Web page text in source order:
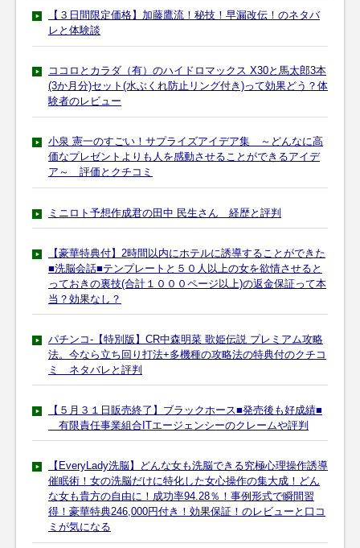
【３日間限定価格】加藤鷹流！秘技！早漏改伝！のネタバ
レと体験談
ココロとカラダ（有）のハイドロマックス X30と馬太郎3本
(3か月分)セット(水ぶくれ防止リング付き)って効果どう？体
験者のレビュー
小泉 憲一のすごい！サプライズアイデア集 ～どんなに高
価なプレゼントよりも人を感動させることができるアイデ
ア～ 評価とクチコミ
ミニロト予想作成君の田中 民生さん 経歴と評判
【豪華特典付】2時間以内にホテルに誘導することができた
■洗脳会話■テンプレートと５０人以上の女を欲情させると
っておきの裏技(合計１０００ページ以上)の返金保証って本
当？効果なし？
パチンコ-【特別版】CR中森明菜 歌姫伝説 プレミアム攻略
法。今なら立ち回り打法+多機種の攻略法の特典付のクチコ
ミ ネタバレと評判
【５月３１日販売終了】ブラックホース■発売後も好成績■
有限責任事業組合ITエージェンシーのクレームや評判
【EveryLady洗脳】どんな女も洗脳できる究極心理操作誘導
催眠術！女の洗脳だけに特化した女心操作の集大成！どん
な女も貴方の自由に！成功率94.28％！事例形式で瞬間習
得！豪華特典246,000円付き！効果保証！のレビューと口コ
ミが気になる